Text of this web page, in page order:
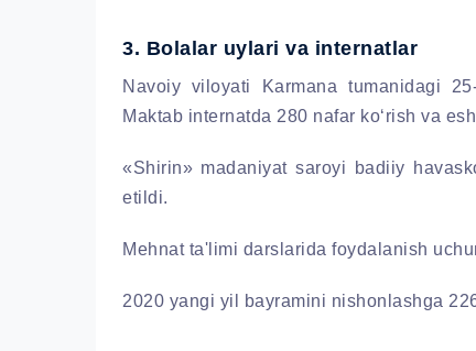
3. Bolalar uylari va internatlar
Navoiy viloyati Karmana tumanidagi
Maktab internatda 280 nafar ko‘rish va
«Shirin» madaniyat saroyi badiiy
etildi.
Mehnat ta'limi darslarida foydalanish
2020 yangi yil bayramini nishonlashga